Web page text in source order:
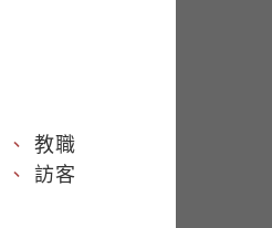
、 教職
、 訪客